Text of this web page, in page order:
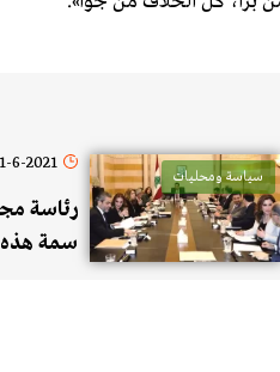
سياسة ومحليات
6-2021
رئاسة
سمة هذه